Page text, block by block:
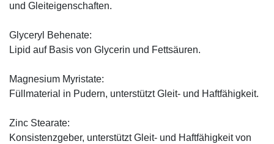
und Gleiteigenschaften.
Glyceryl Behenate:
Lipid auf Basis von Glycerin und Fettsäuren.
Magnesium Myristate:
Füllmaterial in Pudern, unterstützt Gleit- und Haftfähigkeit.
Zinc Stearate:
Konsistenzgeber, unterstützt Gleit- und Haftfähigkeit von